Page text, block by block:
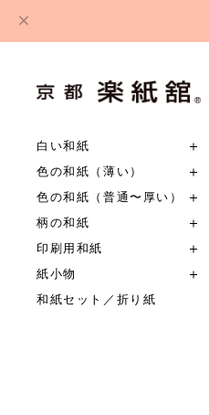
白い和紙
色の和紙（薄い）
色の和紙（普通〜厚い）
柄の和紙
印刷用和紙
紙小物
和紙セット／折り紙